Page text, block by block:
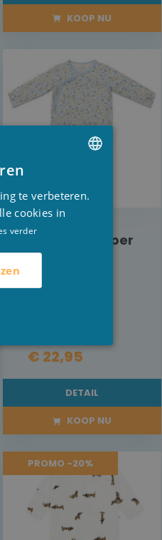
KOOP NU
Pyjama romper
Little Dutch
Adventure
€ 22,95
DETAIL
KOOP NU
PROMO -20%
te verbeteren.
cookies in
verder